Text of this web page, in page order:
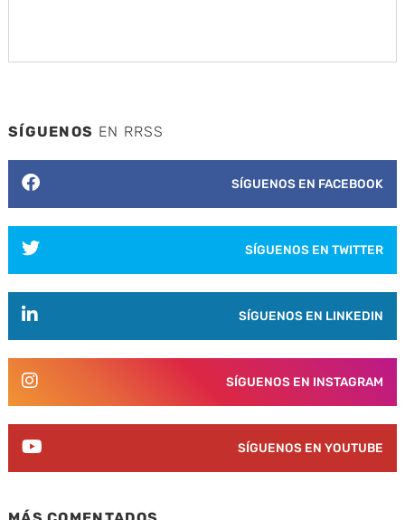
SÍGUENOS EN RRSS
SÍGUENOS EN FACEBOOK
SÍGUENOS EN TWITTER
SÍGUENOS EN LINKEDIN
SÍGUENOS EN INSTAGRAM
SÍGUENOS EN YOUTUBE